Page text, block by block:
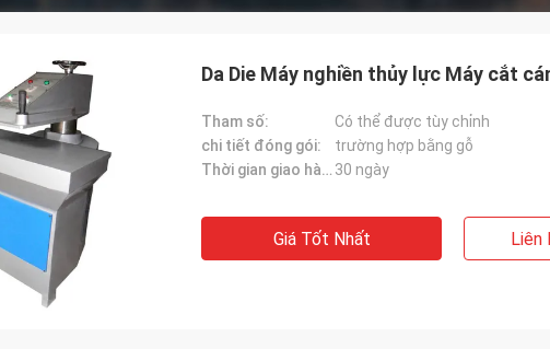
Da Die Máy nghiền thủy lực Máy cắt
Tham số:
Có thể được tùy chỉnh
chi tiết đóng gói:
trường hợp bằng gỗ
Thời gian giao hàng: 30 ngày
Giá Tốt Nhất Liên